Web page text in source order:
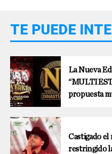
TE PUEDE
La Nueva
propuesta
Castigado el
restringido